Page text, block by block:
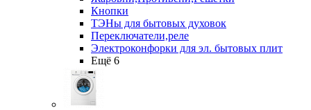
Кнопки
ТЭНы для бытовых духовок
Переключатели,реле
Электроконфорки для эл. бытовых плит
Ещё 6